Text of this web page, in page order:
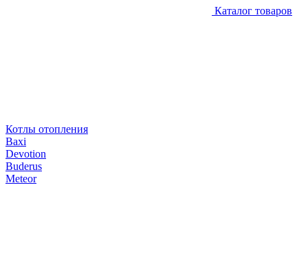
Каталог товаров
Котлы отопления
Baxi
Devotion
Buderus
Meteor